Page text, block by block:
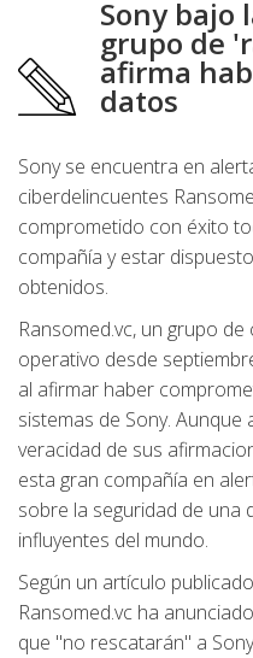
Sony bajo
grupo de
afirma
datos
Sony se encuentra en
ciberdelincuentes
comprometido con éxito
compañía y estar
obtenidos.
Ransomed.vc, un grupo
operativo desde
al afirmar haber
sistemas de Sony.
veracidad de sus
esta gran compañía en
sobre la seguridad de una
influyentes del mundo.
Según un artículo
Ransomed.vc ha
que "no rescatarán" a